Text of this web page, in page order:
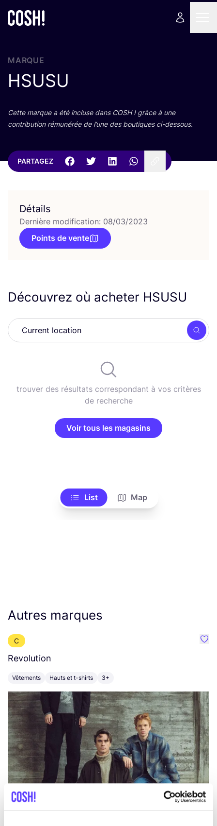
MARQUE
HSUSU
Cette marque a été incluse dans COSH! grâce à une
contri­bu­tion rému­né­rée de l’une des bou­tiques ci-dessous.
PARTAGEZ
Détails
Dernière modification: 08/03/2023
Points de vente
Découvrez où acheter HSUSU
trouver des résultats correspondant à vos critères
de recherche
Voir tous les magasins
List Map
Autres marques
C
Revolution
Vêtements Hauts et t-shirts 3+